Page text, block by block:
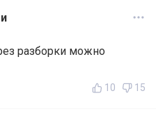
разборки можно
10 15